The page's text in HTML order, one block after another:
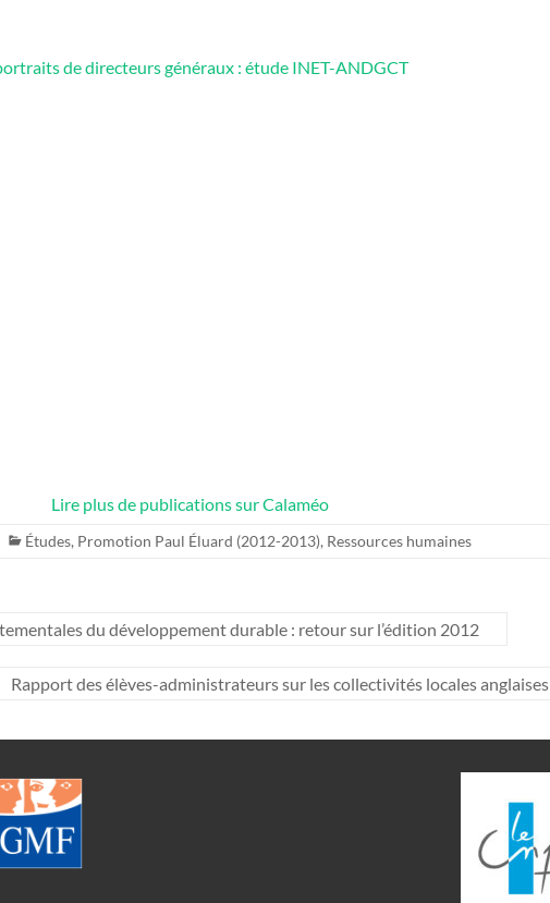
de directeurs généraux : étude INET-ANDGCT
Lire plus de publications sur Calaméo
Études, Promotion Paul Éluard (2012-2013), Ressources humaines
du développement durable : retour sur l’édition 2012
Rapport des élèves-administrateurs sur les collectivités locales anglaises